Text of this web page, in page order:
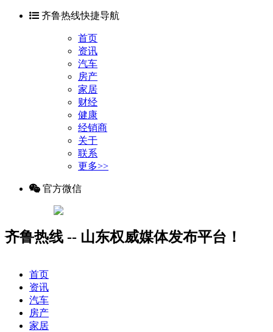
齐鲁热线快捷导航
首页
资讯
汽车
房产
家居
财经
健康
经销商
关于
联系
更多>>
官方微信
齐鲁热线 -- 山东权威媒体发布平台！
首页
资讯
汽车
房产
家居